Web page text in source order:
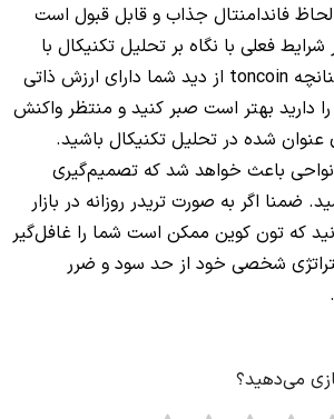
فاندامنتال جذاب و قابل قبول است
شرایط فعلی با نگاه بر تحلیل تکنیکال با
ریسک همراه است. چنانچه toncoin از دید شما دارای ارزش ذاتی
دارید بهتر است صبر کنید و منتظر واکنش
شده در تحلیل تکنیکال باشید.
باعث خواهد شد که تصمیم‌گیری
ضمنا اگر به صورت تریدر روزانه در بازار
که تون کوین ممکن است شما را غافل‌گیر
شخصی خود از حد سود و ضرر
می‌دهید؟